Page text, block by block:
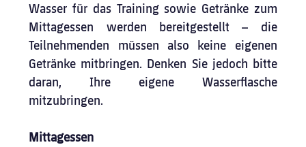
Wasser für das Training sowie Getränke zum
Mittagessen werden bereitgestellt – die
Teilnehmenden müssen also keine eigenen
Getränke mitbringen. Denken Sie jedoch bitte
daran, Ihre eigene Wasserflasche
mitzubringen.
Mittagessen